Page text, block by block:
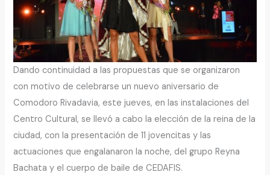
Dando continuidad a las propuestas que se organizaron
con motivo de celebrarse un nuevo aniversario de
Comodoro Rivadavia, este jueves, en las instalaciones del
Centro Cultural, se llevó a cabo la elección de la reina de la
ciudad, con la presentación de 11 jovencitas y las
actuaciones que engalanaron la noche, del grupo Reyna
Bachata y el cuerpo de baile de CEDAFIS.